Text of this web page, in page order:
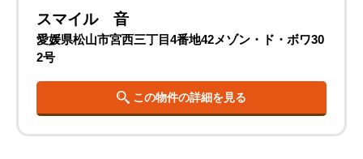
スマイル 音
愛媛県松山市宮西三丁目4番地42メゾン・ド・ボワ30
2号
この物件の詳細を見る